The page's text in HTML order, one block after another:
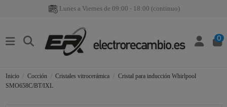
Lunes a Viernes de 09:00 - 18:00 (continuo)
0
Inicio Cocción Cristales vitrocerámica
Cristal para inducción Whirlpool
SMO658C/BT/IXL